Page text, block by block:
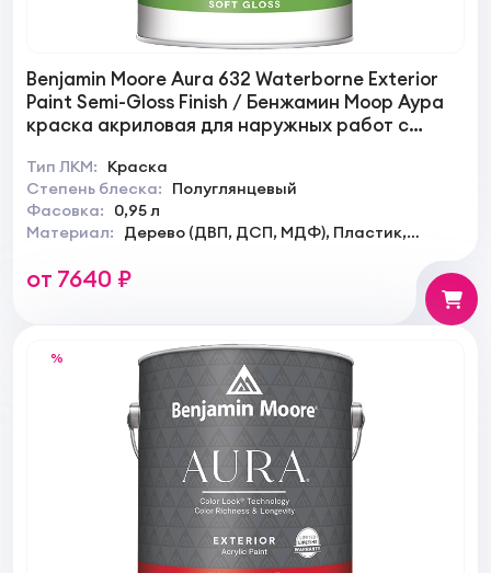
Benjamin Moore Aura 632 Waterborne Exterior
Paint Semi-Gloss Finish / Бенжамин Моор Аура
краска акриловая для наружных работ с
Тип ЛКМ:
Краска
Степень блеска:
Полуглянцевый
Фасовка:
0,95 л
Материал:
от 7640 ₽
%